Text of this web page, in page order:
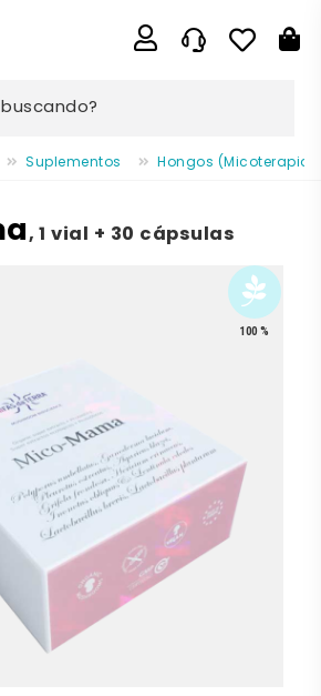
Suplementos Hongos (Micoterapia)
,1 vial + 30 cápsulas
100 %